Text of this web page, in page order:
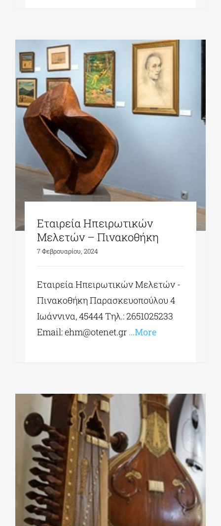
Εταιρεία Ηπειρωτικών
Μελετών – Πινακοθήκη
7 Φεβρουαρίου, 2024
Εταιρεία Ηπειρωτικών Μελετών -
Πινακοθήκη Παρασκευοπούλου 4
Ιωάννινα, 45444 Τηλ.: 2651025233
Εmail:ehm@otenet.gr ...More